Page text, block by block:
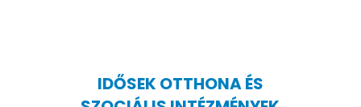
IDŐSEK OTTHONA ÉS